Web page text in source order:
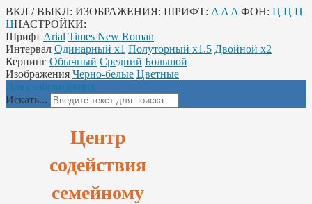
ВКЛ / ВЫКЛ: ИЗОБРАЖЕНИЯ: ШРИФТ: A A A ФОН: Ц Ц Ц
ЦНАСТРОЙКИ:
Шрифт Arial Times New Roman
Интервал Одинарный х1 Полуторный х1.5 Двойной х2
Кернинг Обычный Средний Большой
Изображения Черно-белые Цветные
Для слабовидящих
Искать...
Центр
содействия
семейному